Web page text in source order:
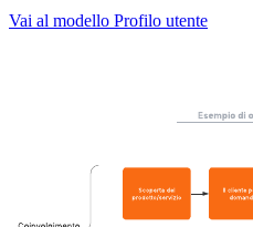
Vai al modello Profilo utente